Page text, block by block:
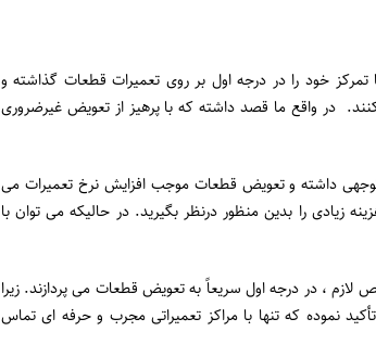
خود را در درجه اول بر روی تعمیرات قطعات گذاشته و
در واقع ما قصد داشته که با پرهیز از تعویض غیرضروری
داشته و تعویض قطعات موجب افزایش نرخ تعمیرات می
زیادی را بدین منظور درنظر بگیرید. در حالیکه می توان با
، در درجه اول سریعاً به تعویض قطعات می پردازند. زیرا
نموده که تنها با مراکز تعمیراتی مجرب و حرفه ای تماس